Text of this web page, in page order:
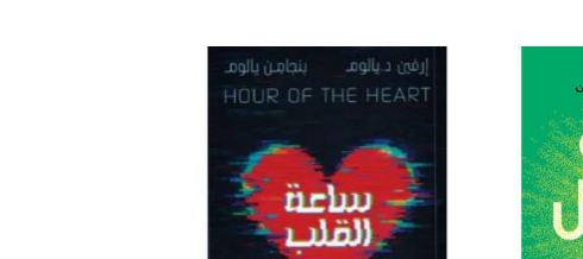
قائمة
الرغبات
الرغبات